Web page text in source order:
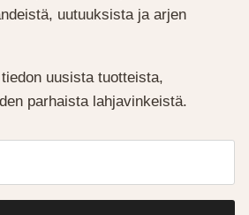
uutuuksista ja arjen
uusista tuotteista,
parhaista lahjavinkeistä.